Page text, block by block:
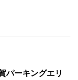
パーキングエリ